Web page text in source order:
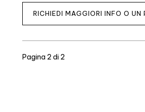
RICHIEDI MAGGIORI INFO O UN
Pagina 2 di 2